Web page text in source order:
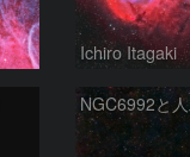
Ichiro Itagaki
NGC6992と